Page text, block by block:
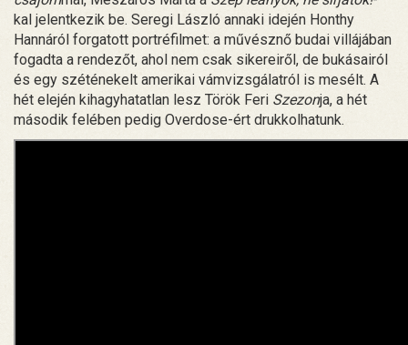
kal jelentkezik be. Seregi László annaki idején Honthy
Hannáról forgatott portréfilmet: a művésznő budai villájában
fogadta a rendezőt, ahol nem csak sikereiről, de bukásairól
és egy széténekelt amerikai vámvizsgálatról is mesélt. A
hét elején kihagyhatatlan lesz Török Feri Szezonja, a hét
második felében pedig Overdose-ért drukkolhatunk.